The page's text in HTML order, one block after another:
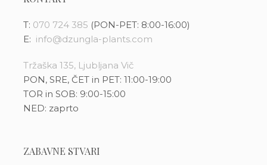
T: 070 724 385 (PON-PET: 8:00-16:00)
E: info@dzungla-plants.com
Tržaška 135, Ljubljana Vič
PON, SRE, ČET in PET: 11:00-19:00
TOR in SOB: 9:00-15:00
NED: zaprto
ZABAVNE STVARI